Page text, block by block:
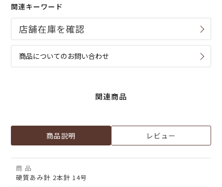
関連キーワード
商品についてのお問い合わせ
関連商品
商品説明 レビュー
商 品
硬質あみ針 2本針 14号